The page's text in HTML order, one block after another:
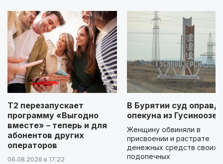
Т2 перезапускает
программу «Выгодно
вместе» – теперь и для
абонентов других
операторов
06.08.2026 в 17:22
В Бурятии суд
опекуна из
Женщину обвиняли в
присвоении и растрате
денежных средств своих
подопечных